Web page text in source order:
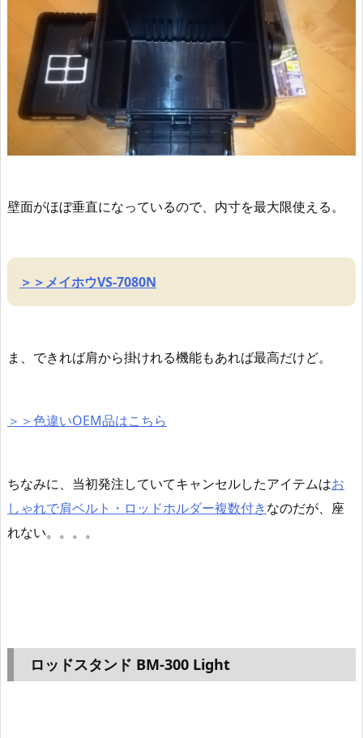
壁面がほぼ垂直になっているので、内寸を最大限使える。
＞＞メイホウVS-7080N
ま、できれば肩から掛けれる機能もあれば最高だけど。
＞＞色違いOEM品はこちら
ちなみに、当初発注していてキャンセルしたアイテムはお
しゃれで肩ベルト・ロッドホルダー複数付きなのだが、 座
れない。。。。
ロッドスタンド BM-300 Light